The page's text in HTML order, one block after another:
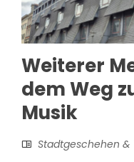
Weiterer
dem Weg
Musik
Stadtgeschehen &